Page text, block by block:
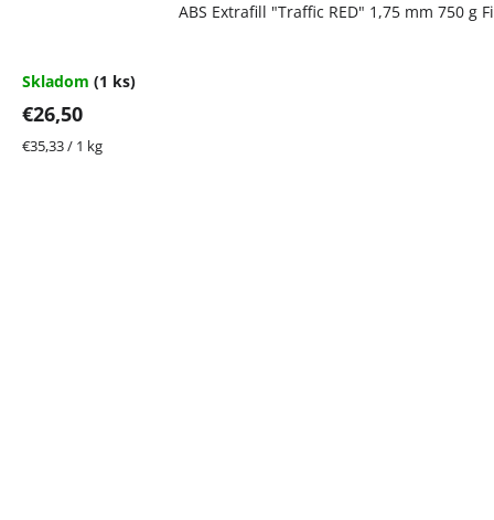
ABS Extrafill "Traffic RED" 1,75 mm 750 g
Skladom (1 ks)
€26,50
Jednotková
€35,33 / 1 kg